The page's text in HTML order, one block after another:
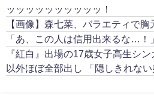
ッッッッッッッッッッ！
【画像】森七菜、バラエティで胸
「あ、この人は信用出来るな…
『紅白』出場の17歳女子高生シ
以外ほぼ全部出し 「隠しきれな